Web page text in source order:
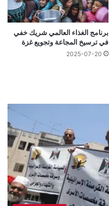
برنامج الغذاء العالمي شريك خفي
في ترسيخ المجاعة وتجويع غزة
2025-07-20